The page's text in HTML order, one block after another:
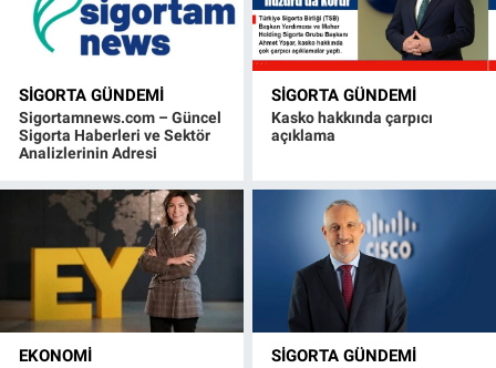
SIGORTA GÜNDEMI
Sigortamnews.com – Güncel
Sigorta Haberleri ve Sektör
Analizlerinin Adresi
SIGORTA GÜNDEMI
Kasko hakkında çarpıcı
açıklama
EKONOMI SIGORTA GÜNDEMI